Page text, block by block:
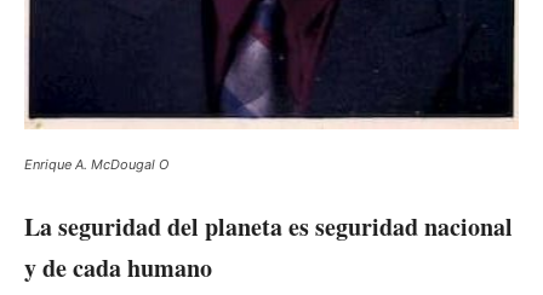
Enrique A. McDougal O
La seguridad del planeta es seguridad nacional
y de cada humano